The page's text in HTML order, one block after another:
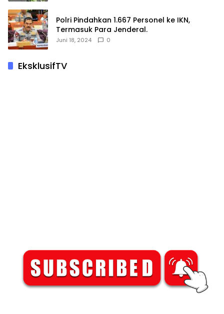
Polri Pindahkan 1.667 Personel ke IKN,
Termasuk Para Jenderal.
Juni 18, 2024 0
EksklusifTV